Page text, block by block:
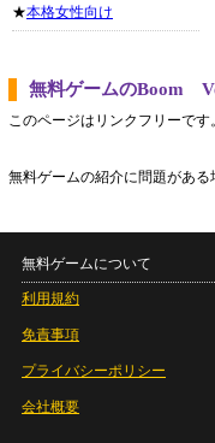
★本格女性向け
無料ゲームのBoom
このページはリンクフリーです
無料ゲームの紹介に問題があ
無料ゲームについて
利用規約
免責事項
プライバシーポリシー
会社概要